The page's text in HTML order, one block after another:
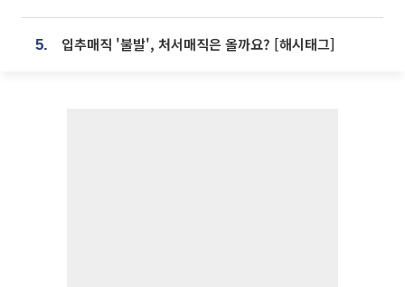
5. 입추매직 '불발', 처서매직은 올까요? [해시태그]